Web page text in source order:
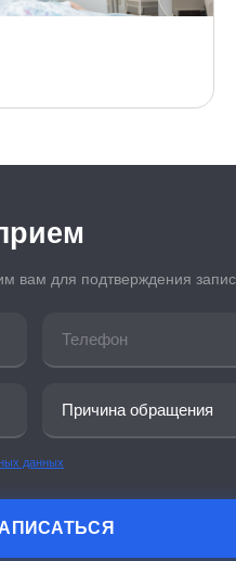
вам для подтверждения
данных